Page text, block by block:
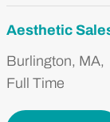
Aesthetic
Burlington, MA,
Full Time